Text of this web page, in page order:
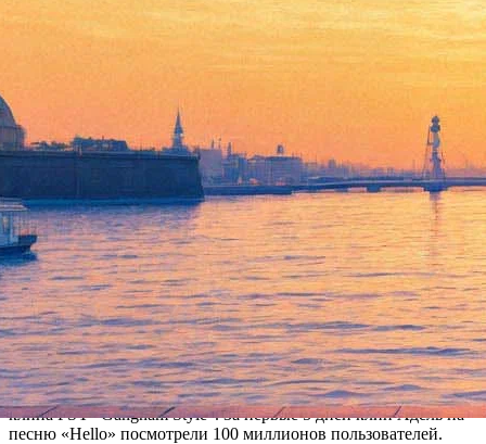
Версия для печати
со ссылкой на The Guardian, британская
эстрадная исполнительница Адель согласно подсчетам
Международной федерации грамзаписей (IFPI) стала самой
коммерчески успешной исполнительницей 2015 года. Второе
место по показателям продаж и просморов занял ее
соотечественник Эд Ширан. Лидер рейтинга IFPI по
результатам 2014 года – американка Тейлор Свифт –
переместилась на третью строчку.
Напомним, что 2016 год для Адель начался крайне удачно. В
середине январяклип Адель на песню «Hello»побил
существовавший рекорд по просмотрам в интернете – рекорд
клипа PSY "Gangnam Style". За первые 5 дней клип Адель на
песню «Hello» посмотрели 100 миллионов пользователей.